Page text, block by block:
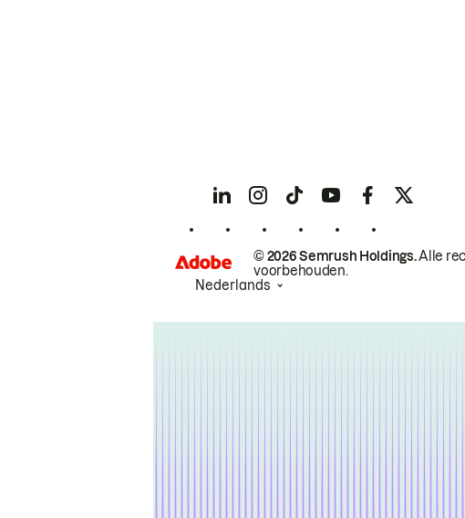
© 2026 Semrush Holdings.Alle
voorbehouden.
Nederlands